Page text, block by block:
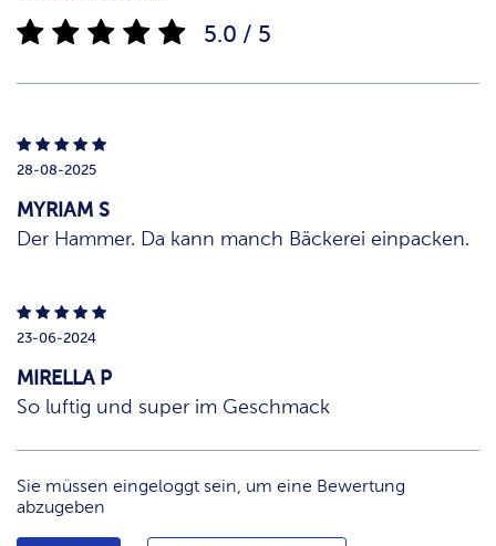
5.0 / 5
28-08-2025
MYRIAM S
Der Hammer. Da kann manch Bäckerei einpacken.
23-06-2024
MIRELLA P
So luftig und super im Geschmack
Sie müssen eingeloggt sein, um eine Bewertung
abzugeben